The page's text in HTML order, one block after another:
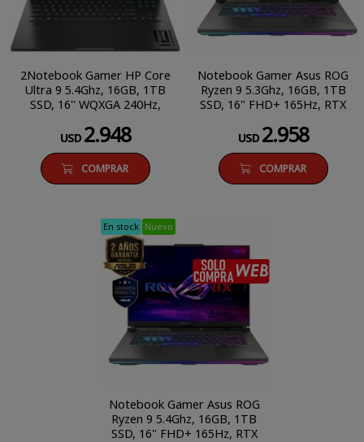
2Notebook Gamer HP Core
Ultra 9 5.4Ghz, 16GB, 1TB
SSD, 16'' WQXGA 240Hz,
USD 2.948
COMPRAR
Notebook Gamer Asus ROG
Ryzen 9 5.3Ghz, 16GB, 1TB
SSD, 16" FHD+ 165Hz, RTX
USD 2.958
COMPRAR
En stock Nuevo
Notebook Gamer Asus ROG
Ryzen 9 5.4Ghz, 16GB, 1TB
SSD, 16" FHD+ 165Hz, RTX